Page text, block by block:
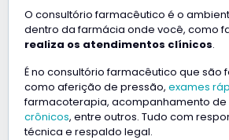
O consultório farmacêutico é o
dentro da farmácia onde você, como
realiza os atendimentos clínicos.
É no consultório farmacêutico que são
como aferição de pressão, exames
farmacoterapia, acompanhamento de
crônicos, entre outros. Tudo com
técnica e respaldo legal.